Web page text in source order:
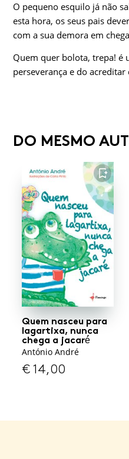
O pequeno esquilo já não
esta hora, os seus pais
com a sua demora em
Quem quer bolota, trepa! é
perseverança e do
DO MESMO
FAVORITO
Quem nasceu para
lagartixa, nunca
chega a jacaré́
António André
€14,00